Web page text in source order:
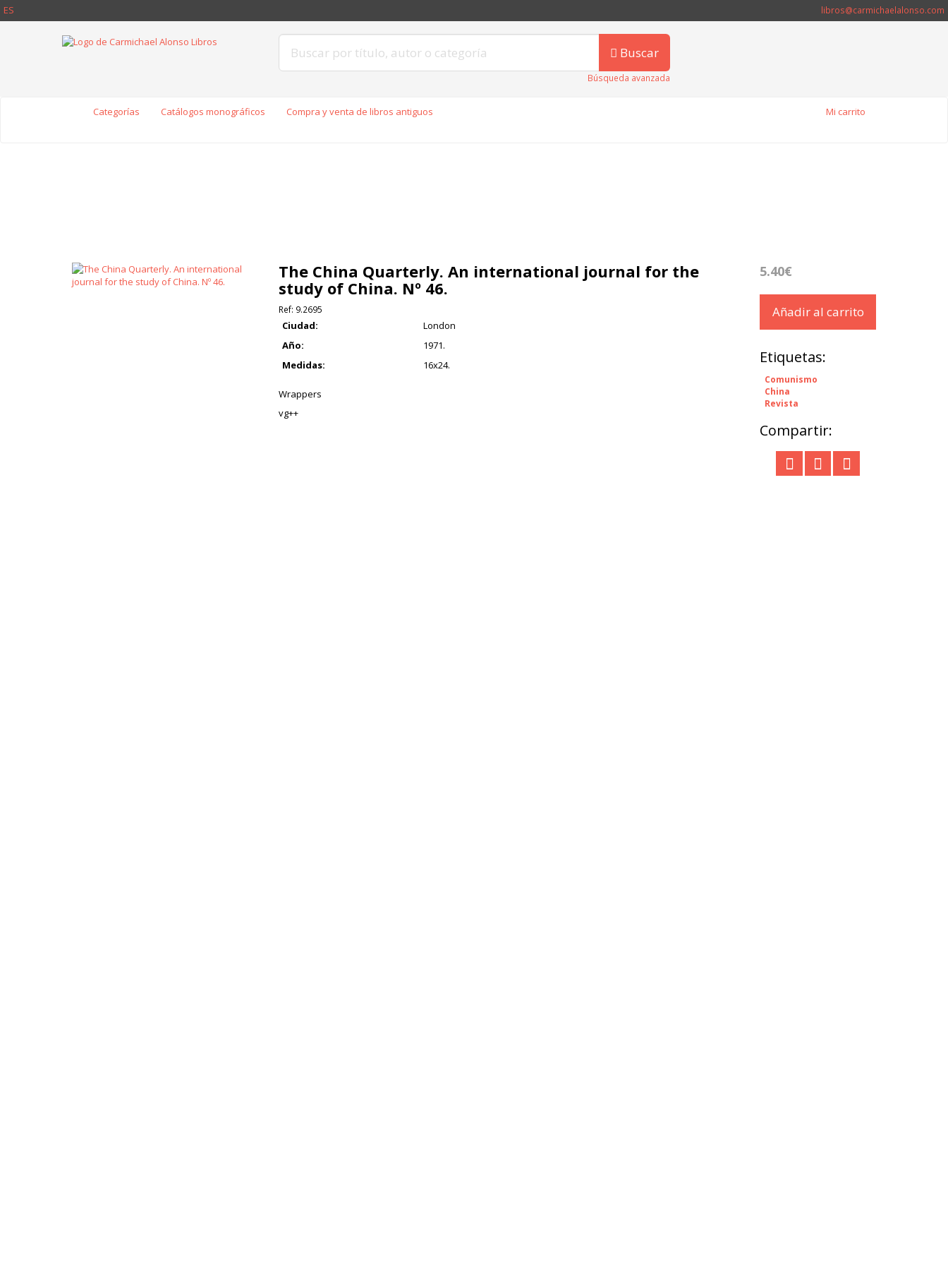
ES libros@carmichaelalonso.com
Buscar
Búsqueda avanzada
Categorías Catálogos monográficos Compra y venta de libros antiguos Mi carrito
The China Quarterly. An international journal for the
study of China. Nº 46.
Ref: 9.2695
Ciudad:
London
Año:
1971.
Medidas:
16x24.
Wrappers
vg++
5.40€
Añadir al carrito
Etiquetas:
Comunismo
China
Revista
Compartir: